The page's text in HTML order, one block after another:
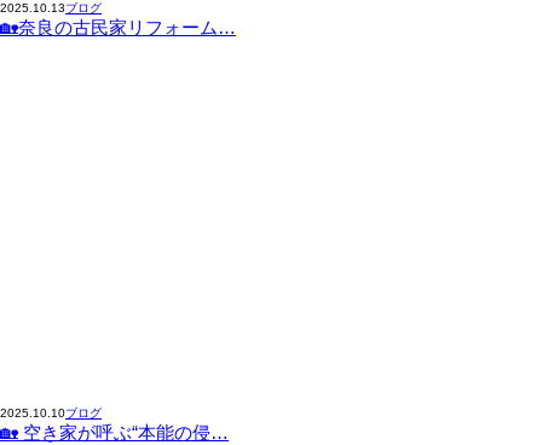
2025.10.13ブログ
🏡奈良の古民家リフォーム…
2025.10.10ブログ
🏡 空き家が呼ぶ“本能の侵…